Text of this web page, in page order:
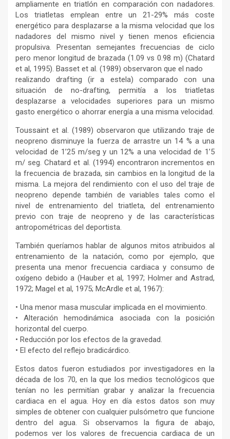
ampliamente en triatlón en comparación con nadadores.
Los triatletas emplean entre un 21-29% más coste
energético para desplazarse a la misma velocidad que los
nadadores del mismo nivel y tienen menos eficiencia
propulsiva. Presentan semejantes frecuencias de ciclo
pero menor longitud de brazada (1.09 vs 0.98 m) (Chatard
et al, 1995). Basset et al. (1989) observaron que el nado
realizando drafting (ir a estela) comparado con una
situación de no-drafting, permitía a los triatletas
desplazarse a velocidades superiores para un mismo
gasto energético o ahorrar energía a una misma velocidad.
Toussaint et al. (1989) observaron que utilizando traje de
neopreno disminuye la fuerza de arrastre un 14 % a una
velocidad de 1’25 m/seg y un 12% a una velocidad de 1’5
m/ seg. Chatard et al. (1994) encontraron incrementos en
la frecuencia de brazada, sin cambios en la longitud de la
misma. La mejora del rendimiento con el uso del traje de
neopreno depende también de variables tales como el
nivel de entrenamiento del triatleta, del entrenamiento
previo con traje de neopreno y de las características
antropométricas del deportista.
También queríamos hablar de algunos mitos atribuidos al
entrenamiento de la natación, como por ejemplo, que
presenta una menor frecuencia cardiaca y consumo de
oxígeno debido a (Hauber et al, 1997; Holmer and Astrad,
1972; Magel et al, 1975; McArdle et al, 1967):
• Una menor masa muscular implicada en el movimiento.
• Alteración hemodinámica asociada con la posición
horizontal del cuerpo.
• Reducción por los efectos de la gravedad.
• El efecto del reflejo bradicárdico.
Estos datos fueron estudiados por investigadores en la
década de los 70, en la que los medios tecnológicos que
tenían no les permitían grabar y analizar la frecuencia
cardiaca en el agua. Hoy en día estos datos son muy
simples de obtener con cualquier pulsómetro que funcione
dentro del agua. Si observamos la figura de abajo,
podemos ver los valores de frecuencia cardiaca de un